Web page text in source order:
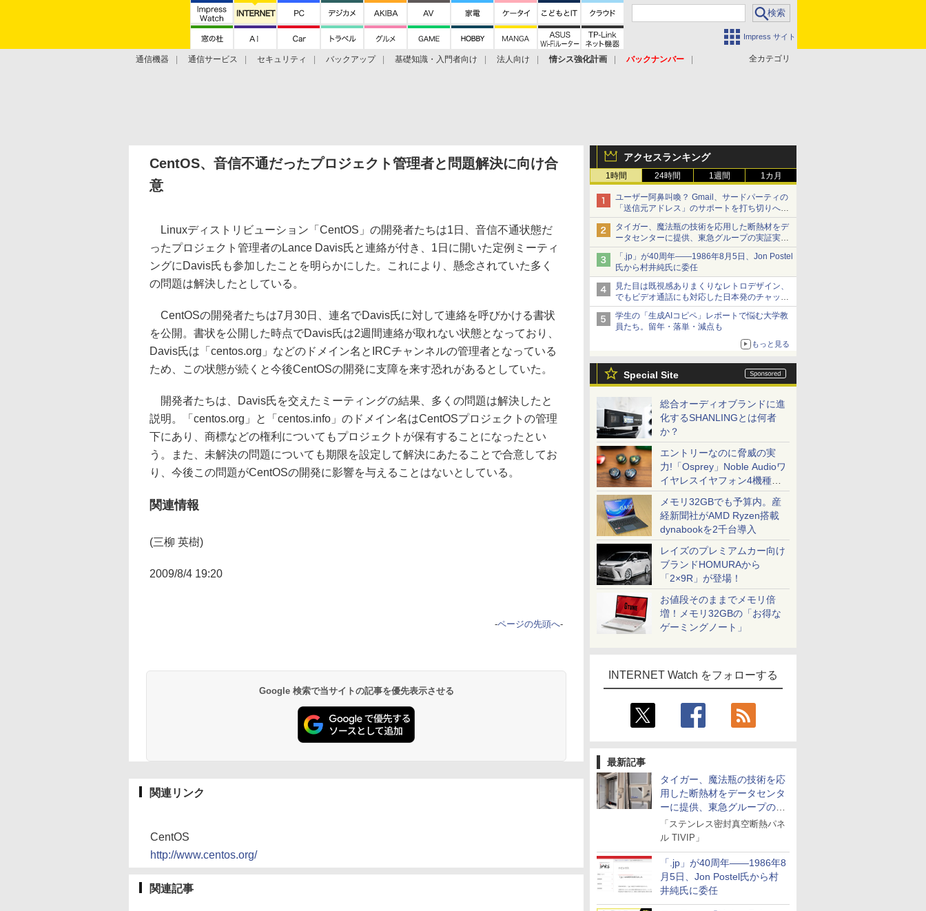
Impress サイト
全カテゴリ
通信機器 通信サービス セキュリティ バックアップ 基礎知識・入門者向け 法人向け 情シス強化計画
バックナンバー
アクセスランキング
1時間 24時間 1週間 1カ月
ユーザー阿鼻叫喚？ Gmail、サードパーティの
「送信元アドレス」のサポートを打ち切りへ
【やじうまWatch】
タイガー、魔法瓶の技術を応用した断熱材をデ
ータセンターに提供、東急グループの実証実験
で 「ステンレス密封真空断熱パネル TIVIP」
「.jp」が40周年――1986年8月5日、Jon Postel
氏から村井純氏に委任
見た目は既視感ありまくりなレトロデザイン、
でもビデオ通話にも対応した日本発のチャット
アプリが登場【やじうまWatch】
学生の「生成AIコピペ」レポートで悩む大学教
員たち。留年・落単・減点も
もっと見る
Special Site
総合オーディオブランドに進
化するSHANLINGとは何者
か？
エントリーなのに脅威の実
力!「Osprey」Noble Audioワ
イヤレスイヤフォン4機種を
一気に聴く
メモリ32GBでも予算内。産
経新聞社がAMD Ryzen搭載
dynabookを2千台導入
レイズのプレミアムカー向け
ブランドHOMURAから
「2×9R」が登場！
お値段そのままでメモリ倍
増！メモリ32GBの「お得な
ゲーミングノート」
INTERNET Watch をフォローする
最新記事
タイガー、魔法瓶の技術を応
用した断熱材をデータセンタ
ーに提供、東急グループの実
証実験で
「ステンレス密封真空断熱パネ
ル TIVIP」
「.jp」が40周年――1986年8
月5日、Jon Postel氏から村
井純氏に委任
CentOS、音信不通だったプロジェクト管理者と問題解決に向け合
意
Linuxディストリビューション「CentOS」の開発者たちは1日、音信不通状態だ
ったプロジェクト管理者のLance Davis氏と連絡が付き、1日に開いた定例ミーティ
ングにDavis氏も参加したことを明らかにした。これにより、懸念されていた多く
の問題は解決したとしている。
CentOSの開発者たちは7月30日、連名でDavis氏に対して連絡を呼びかける書状
を公開。書状を公開した時点でDavis氏は2週間連絡が取れない状態となっており、
Davis氏は「centos.org」などのドメイン名とIRCチャンネルの管理者となっている
ため、この状態が続くと今後CentOSの開発に支障を来す恐れがあるとしていた。
開発者たちは、Davis氏を交えたミーティングの結果、多くの問題は解決したと
説明。「centos.org」と「centos.info」のドメイン名はCentOSプロジェクトの管理
下にあり、商標などの権利についてもプロジェクトが保有することになったとい
う。また、未解決の問題についても期限を設定して解決にあたることで合意してお
り、今後この問題がCentOSの開発に影響を与えることはないとしている。
関連情報
(三柳 英樹)
2009/8/4 19:20
-ページの先頭へ-
Google 検索で当サイトの記事を優先表示させる
関連リンク
CentOS
http://www.centos.org/
関連記事